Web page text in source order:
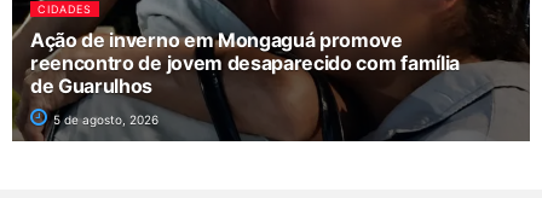
CIDADES
Ação de inverno em Mongaguá promove
reencontro de jovem desaparecido com família
de Guarulhos
5 de agosto, 2026